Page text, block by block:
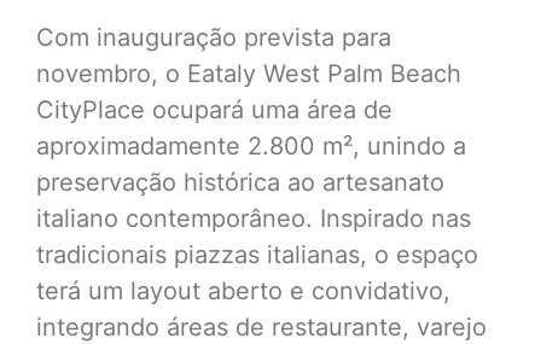
Com inauguração prevista para
novembro, o Eataly West Palm Beach
CityPlace ocupará uma área de
aproximadamente 2.800 m², unindo a
preservação histórica ao artesanato
italiano contemporâneo. Inspirado nas
tradicionais piazzas italianas, o espaço
terá um layout aberto e convidativo,
integrando áreas de restaurante, varejo